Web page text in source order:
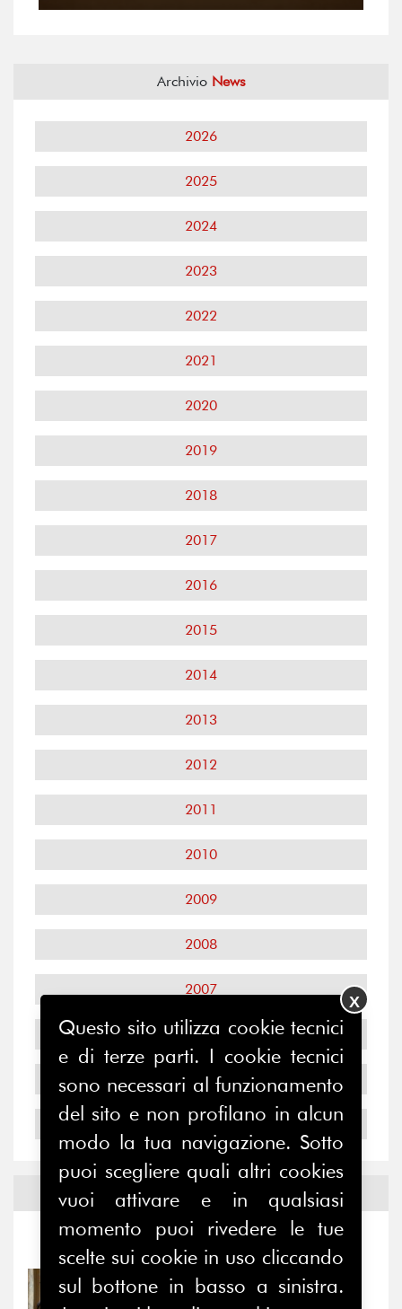
Archivio News
2026
2025
2024
2023
2022
2021
2020
2019
2018
2017
2016
2015
2014
2013
2012
2011
2010
2009
2008
2007
2006
2005
2004
Eventi
Notizie
31/07/2026
Questo sito utilizza cookie tecnici
e di terze parti. I cookie tecnici
sono necessari al funzionamento
del sito e non profilano in alcun
modo la tua navigazione. Sotto
puoi scegliere quali altri cookies
vuoi attivare e in qualsiasi
momento puoi rivedere le tue
scelte sui cookie in uso cliccando
sul bottone in basso a sinistra.
X